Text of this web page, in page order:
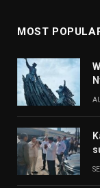
MOST